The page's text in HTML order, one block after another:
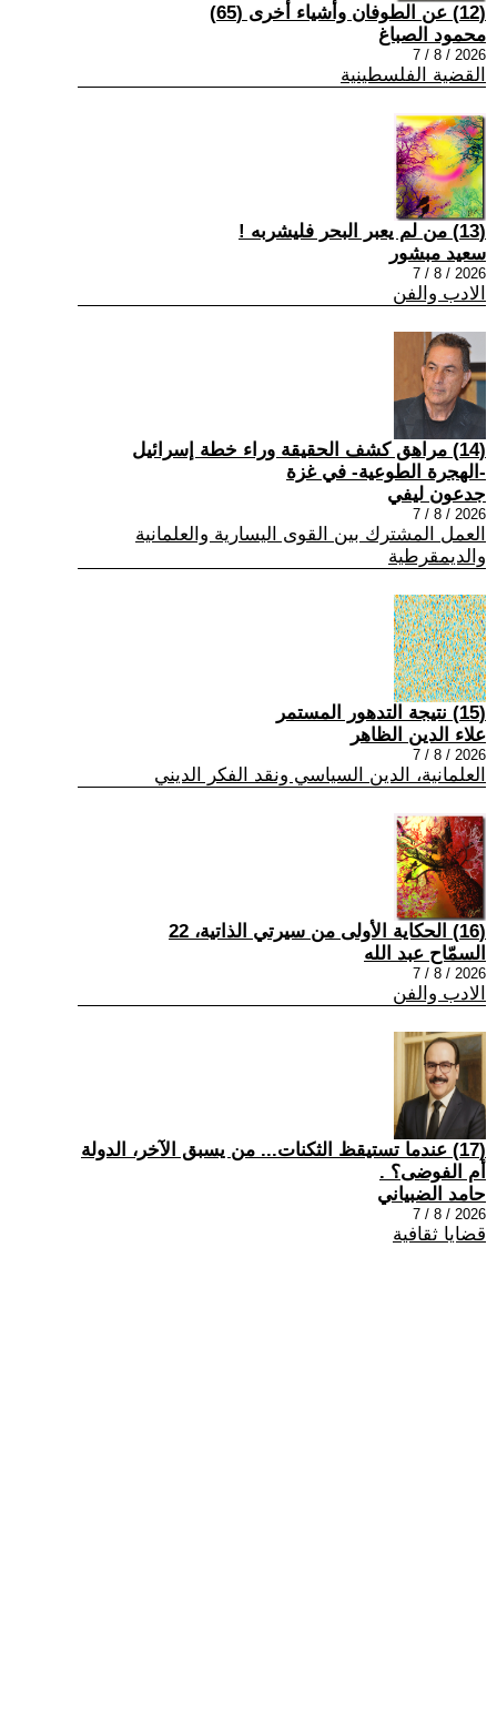
(12) عن الطوفان وأشياء أخرى (65)
محمود الصباغ
2026 / 8 / 7
القضية الفلسطينية
(13) من لم يعبر البحر فليشربه !
سعيد مبشور
2026 / 8 / 7
الادب والفن
(14) مراهق كشف الحقيقة وراء خطة إسرائيل
-الهجرة الطوعية- في غزة
جدعون ليفي
2026 / 8 / 7
العمل المشترك بين القوى اليسارية والعلمانية
والديمقرطية
(15) نتيجة التدهور المستمر
علاء الدين الظاهر
2026 / 8 / 7
العلمانية، الدين السياسي ونقد الفكر الديني
(16) الحكاية الأولى من سيرتي الذاتية، 22
السمّاح عبد الله
2026 / 8 / 7
الادب والفن
(17) عندما تستيقظ الثكنات... من يسبق الآخر، الدولة
أم الفوضى؟ .
حامد الضبياني
2026 / 8 / 7
قضايا ثقافية